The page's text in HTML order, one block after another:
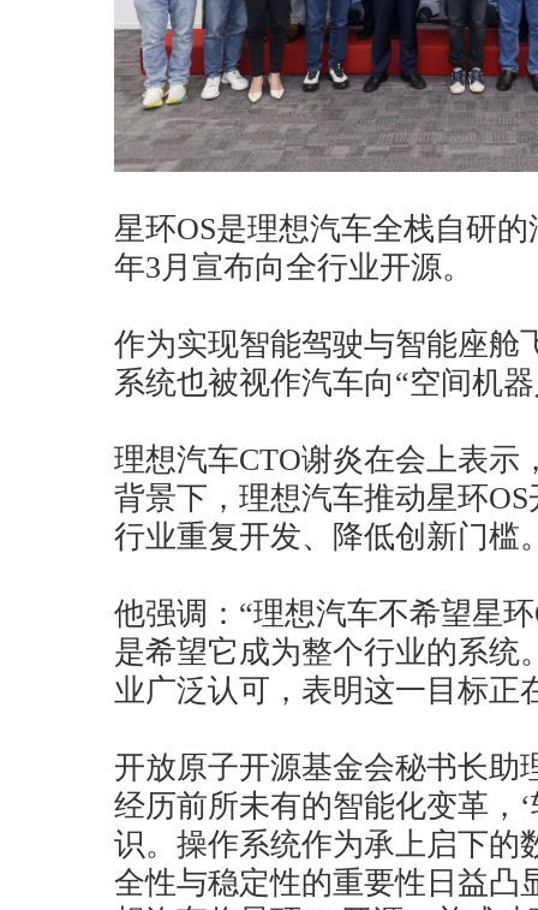
星环OS是理想汽车全栈自研
年3月宣布向全行业开源。
作为实现智能驾驶与智能座舱
系统也被视作汽车向“空间机
理想汽车CTO谢炎在会上表示
背景下，理想汽车推动星环
行业重复开发、降低创新门槛
他强调：“理想汽车不希望星
是希望它成为整个行业的系统
业广泛认可，表明这一目标正
开放原子开源基金会秘书长助
经历前所未有的智能化变革，
识。操作系统作为承上启下的
全性与稳定性的重要性日益凸